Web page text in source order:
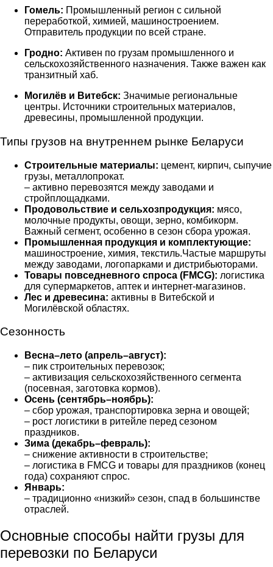
Гомель: Промышленный регион с сильной
переработкой, химией, машиностроением.
Отправитель продукции по всей стране.
Гродно: Активен по грузам промышленного и
сельскохозяйственного назначения. Также важен как
транзитный хаб.
Могилёв и Витебск: Значимые региональные
центры. Источники строительных материалов,
древесины, промышленной продукции.
Типы грузов на внутреннем рынке Беларуси
Строительные материалы: цемент, кирпич, сыпучие
грузы, металлопрокат.
– активно перевозятся между заводами и
стройплощадками.
Продовольствие и сельхозпродукция: мясо,
молочные продукты, овощи, зерно, комбикорм.
Важный сегмент, особенно в сезон сбора урожая.
Промышленная продукция и комплектующие:
машиностроение, химия, текстиль.Частые маршруты
между заводами, логопарками и дистрибьюторами.
Товары повседневного спроса (FMCG): логистика
для супермаркетов, аптек и интернет-магазинов.
Лес и древесина: активны в Витебской и
Могилёвской областях.
Сезонность
Весна–лето (апрель–август):
– пик строительных перевозок;
– активизация сельскохозяйственного сегмента
(посевная, заготовка кормов).
Осень (сентябрь–ноябрь):
– сбор урожая, транспортировка зерна и овощей;
– рост логистики в ритейле перед сезоном
праздников.
Зима (декабрь–февраль):
– снижение активности в строительстве;
– логистика в FMCG и товары для праздников (конец
года) сохраняют спрос.
Январь:
– традиционно «низкий» сезон, спад в большинстве
отраслей.
Основные способы найти грузы для
перевозки по Беларуси